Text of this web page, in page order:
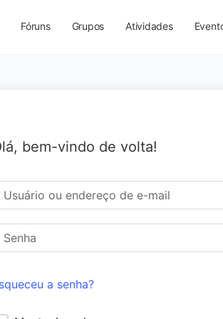
Fóruns Grupos Atividades
bem-vindo de volta!
a senha?